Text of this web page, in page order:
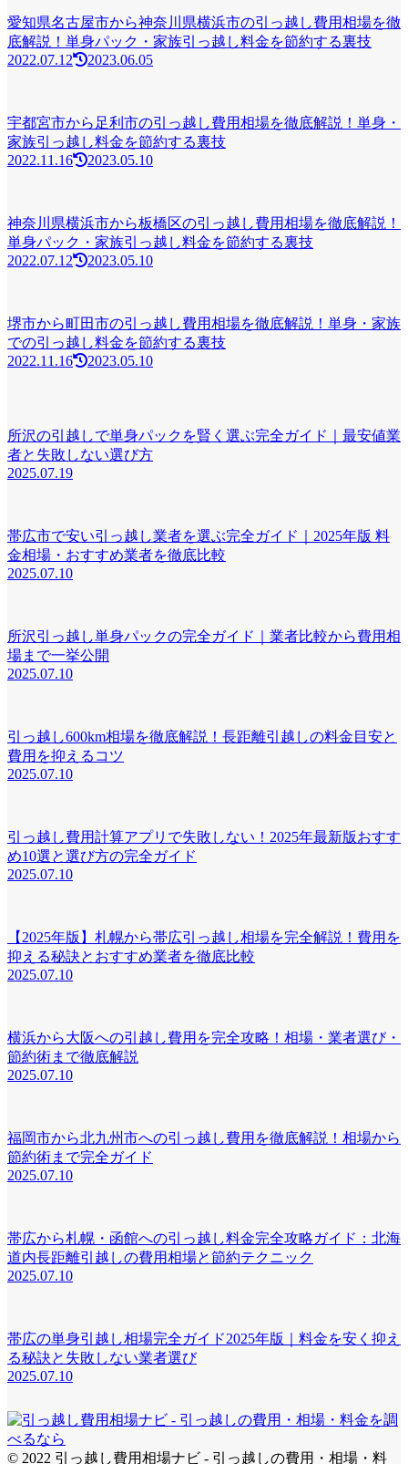
愛知県名古屋市から神奈川県横浜市の引っ越し費用相場を徹
底解説！単身パック・家族引っ越し料金を節約する裏技
2022.07.12
2023.06.05
宇都宮市から足利市の引っ越し費用相場を徹底解説！単身・
家族引っ越し料金を節約する裏技
2022.11.16
2023.05.10
神奈川県横浜市から板橋区の引っ越し費用相場を徹底解説！
単身パック・家族引っ越し料金を節約する裏技
2022.07.12
2023.05.10
堺市から町田市の引っ越し費用相場を徹底解説！単身・家族
での引っ越し料金を節約する裏技
2022.11.16
2023.05.10
所沢の引越しで単身パックを賢く選ぶ完全ガイド｜最安値業
者と失敗しない選び方
2025.07.19
帯広市で安い引っ越し業者を選ぶ完全ガイド｜2025年版 料
金相場・おすすめ業者を徹底比較
2025.07.10
所沢引っ越し単身パックの完全ガイド｜業者比較から費用相
場まで一挙公開
2025.07.10
引っ越し600km相場を徹底解説！長距離引越しの料金目安と
費用を抑えるコツ
2025.07.10
引っ越し費用計算アプリで失敗しない！2025年最新版おすす
め10選と選び方の完全ガイド
2025.07.10
【2025年版】札幌から帯広引っ越し相場を完全解説！費用を
抑える秘訣とおすすめ業者を徹底比較
2025.07.10
横浜から大阪への引越し費用を完全攻略！相場・業者選び・
節約術まで徹底解説
2025.07.10
福岡市から北九州市への引っ越し費用を徹底解説！相場から
節約術まで完全ガイド
2025.07.10
帯広から札幌・函館への引っ越し料金完全攻略ガイド：北海
道内長距離引越しの費用相場と節約テクニック
2025.07.10
帯広の単身引越し相場完全ガイド2025年版｜料金を安く抑え
る秘訣と失敗しない業者選び
2025.07.10
© 2022 引っ越し費用相場ナビ - 引っ越しの費用・相場・料